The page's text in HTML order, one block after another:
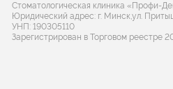
Стоматологическая клиника «Профи-
Юридический адрес: г. Минск,ул.
УНП: 190305110
Зарегистрирован в Торговом реестре